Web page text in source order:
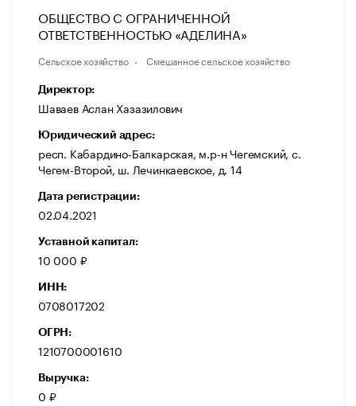
ОБЩЕСТВО С ОГРАНИЧЕННОЙ
ОТВЕТСТВЕННОСТЬЮ «АДЕЛИНА»
Сельское хозяйство Смешанное сельское хозяйство
Директор:
Шаваев Аслан Хазазилович
Юридический адрес:
респ. Кабардино-Балкарская, м.р-н Чегемский, с.
Чегем-Второй, ш. Лечинкаевское, д. 14
Дата регистрации:
02.04.2021
Уставной капитал:
10 000 ₽
ИНН:
0708017202
ОГРН:
1210700001610
Выручка:
0 ₽